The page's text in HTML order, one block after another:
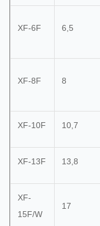
XF-6F 6,5
XF-8F 8
XF-10F 10,7
XF-13F 13,8
XF-
15F/W
17